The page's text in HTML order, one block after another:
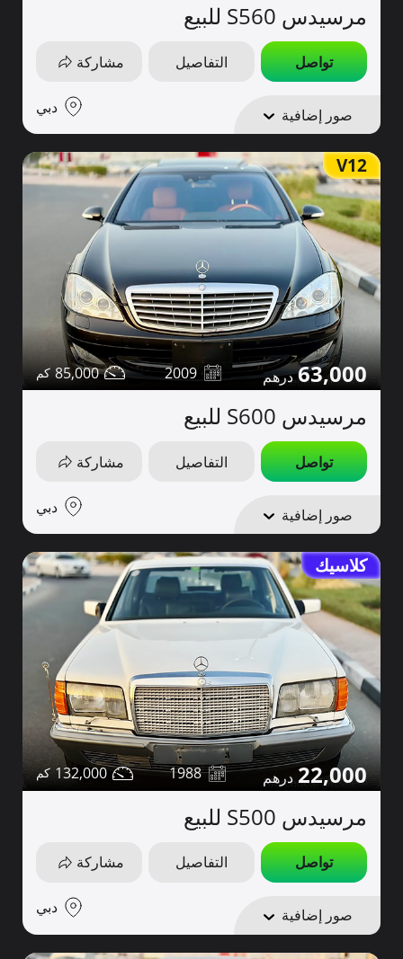
مرسيدس S560 للبيع
تواصل التفاصيل مشاركة
صور إضافية دبي
V12
63,000
2009
85,000
مرسيدس S600 للبيع
تواصل التفاصيل مشاركة
صور إضافية دبي
كلاسيك
22,000
1988
132,000
مرسيدس S500 للبيع
تواصل التفاصيل مشاركة
صور إضافية دبي